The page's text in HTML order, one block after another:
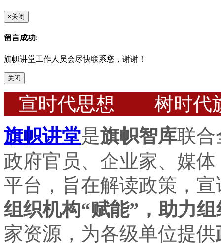
×关闭
留言成功:
旗帜讲堂工作人员会尽快联系您，谢谢！
关闭
宣时代思想 树时代
旗帜讲堂是旗帜智库联合
政府官员、企业家、媒
平台，旨在解读政策，
组织机构“赋能”，助力
家资源，为各级单位提供